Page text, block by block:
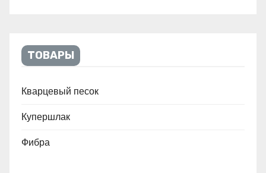
ТОВАРЫ
Кварцевый песок
Купершлак
Фибра